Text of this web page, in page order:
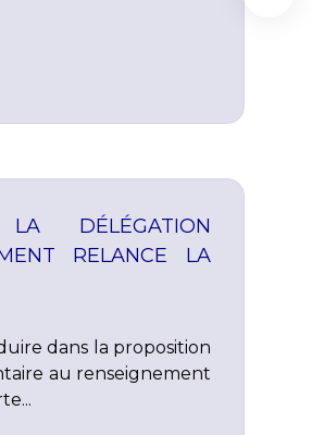
DÉLÉGATION
RELANCE LA
dans la proposition
au renseignement